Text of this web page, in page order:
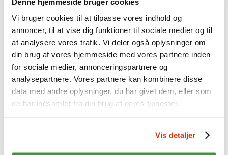
Vi bruger cookies til at tilpasse vores indhold og
annoncer, til at vise dig funktioner til sociale medier og til
at analysere vores trafik. Vi deler også oplysninger om
din brug af vores hjemmeside med vores partnere inden
for sociale medier, annonceringspartnere og
analysepartnere. Vores partnere kan kombinere disse
data med andre oplysninger, du har givet dem, eller som
de har indsamlet fra din brug af deres tjenester.
Vis detaljer
Forsikring
Kritisk sygdom
Dødsfald
Lærlingeforsikring
Tab af erhvervsevne
Guide til efterladte
Sundhedsordning
Afkast og investering
Ansvarlige investeringer
Afkast
Investering af din opsparing
Her investerer vi